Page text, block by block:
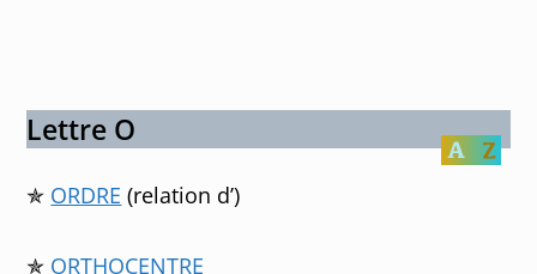
Lettre O
✯ ORDRE (relation d’)
✯ ORTHOCENTRE